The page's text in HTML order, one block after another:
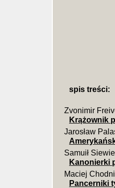
spis treści:
Zvonimir
Krążownik
Jarosław
Samuił
Kanonierki
Maciej
Pancerniki